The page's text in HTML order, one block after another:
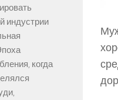
индустрии
когда